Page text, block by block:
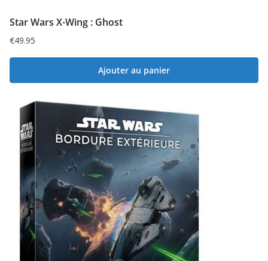
Star Wars X-Wing : Ghost
€49.95
Ajouter au panier